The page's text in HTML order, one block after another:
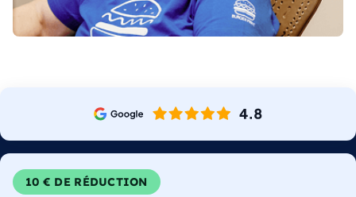
10 € DE RÉDUCTION